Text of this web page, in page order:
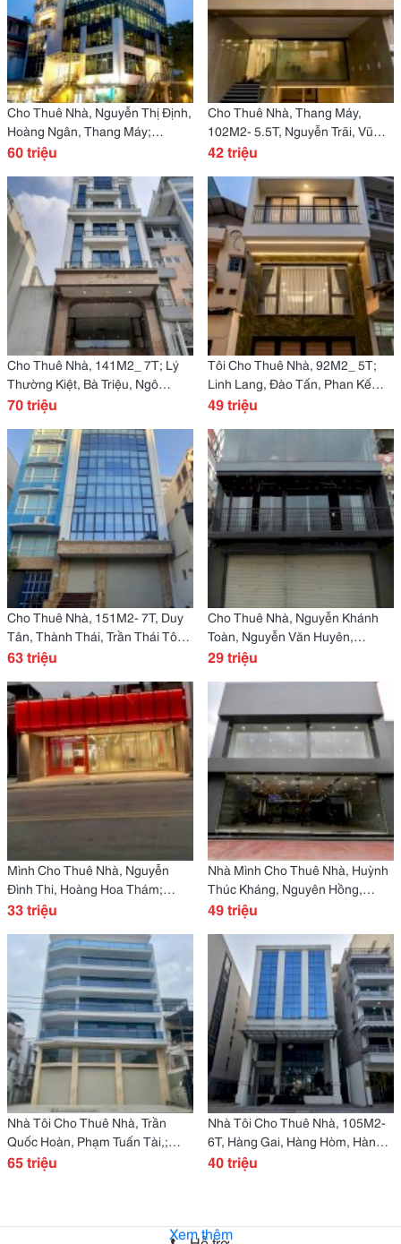
Cho Thuê Nhà, Nguyễn Thị Định,
Hoàng Ngân, Thang Máy;
167M2* 7T -60 Tr
60 triệu
Cho Thuê Nhà, Thang Máy,
102M2- 5.5T, Nguyễn Trãi, Vũ
Tông Phan -42 Tr
42 triệu
Cho Thuê Nhà, 141M2_ 7T; Lý
Thường Kiệt, Bà Triệu, Ngô
Quyền -70 Tr
70 triệu
Tôi Cho Thuê Nhà, 92M2_ 5T;
Linh Lang, Đào Tấn, Phan Kế
Bính -49 Tr
49 triệu
Cho Thuê Nhà, 151M2- 7T, Duy
Tân, Thành Thái, Trần Thái Tông
-63 Tr
63 triệu
Cho Thuê Nhà, Nguyễn Khánh
Toàn, Nguyễn Văn Huyên,
130M2X 3T -29 Tr
29 triệu
Mình Cho Thuê Nhà, Nguyễn
Đình Thi, Hoàng Hoa Thám;
162M2* 1T -33 Tr
33 triệu
Nhà Mình Cho Thuê Nhà, Huỳnh
Thúc Kháng, Nguyên Hồng,
160M2X 2T -49 Tr
49 triệu
Nhà Tôi Cho Thuê Nhà, Trần
Quốc Hoàn, Phạm Tuấn Tài,;
151M2* 7T -65 Tr
65 triệu
Nhà Tôi Cho Thuê Nhà, 105M2-
6T, Hàng Gai, Hàng Hòm, Hàng
Bông -40 Tr
40 triệu
Xem thêm